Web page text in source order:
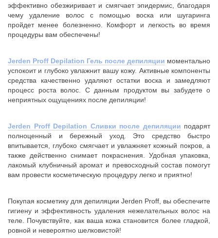
эффективно обезжиривает и смягчает эпидермис, благодаря
чему удаление волос с помощью воска или шугаринга
пройдет менее болезненно. Комфорт и легкость во время
процедуры вам обеспечены!
Jerden Proff Depilation Гель после депиляции моментально
успокоит и глубоко увлажнит вашу кожу. Активные компоненты
средства качественно удаляют остатки воска и замедляют
процесс роста волос. С данным продуктом вы забудете о
неприятных ощущениях после депиляции!
Jerden Proff Depilation Сливки после депиляции подарят
полноценный и бережный уход. Это средство быстро
впитывается, глубоко смягчает и увлажняет кожный покров, а
также действенно снимает покраснения. Удобная упаковка,
лакомый клубничный аромат и превосходный состав помогут
вам провести косметическую процедуру легко и приятно!
Покупая косметику для депиляции Jerden Proff, вы обеспечите
гигиену и эффективность удаления нежелательных волос на
теле. Почувствуйте, как ваша кожа становится более гладкой,
ровной и невероятно шелковистой!